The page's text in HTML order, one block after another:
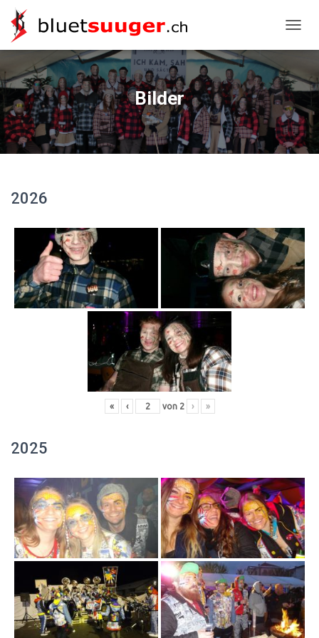
Bilder
2026
« ‹ von 2 › »
2025